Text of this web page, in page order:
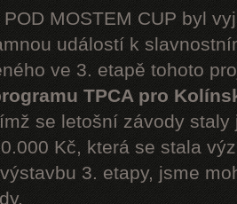
MOSTEM CUP byl
událostí k
ve 3. etapě tohoto
TPCA pro
se letošní závody
Kč, která se stala
3. etapy, jsme